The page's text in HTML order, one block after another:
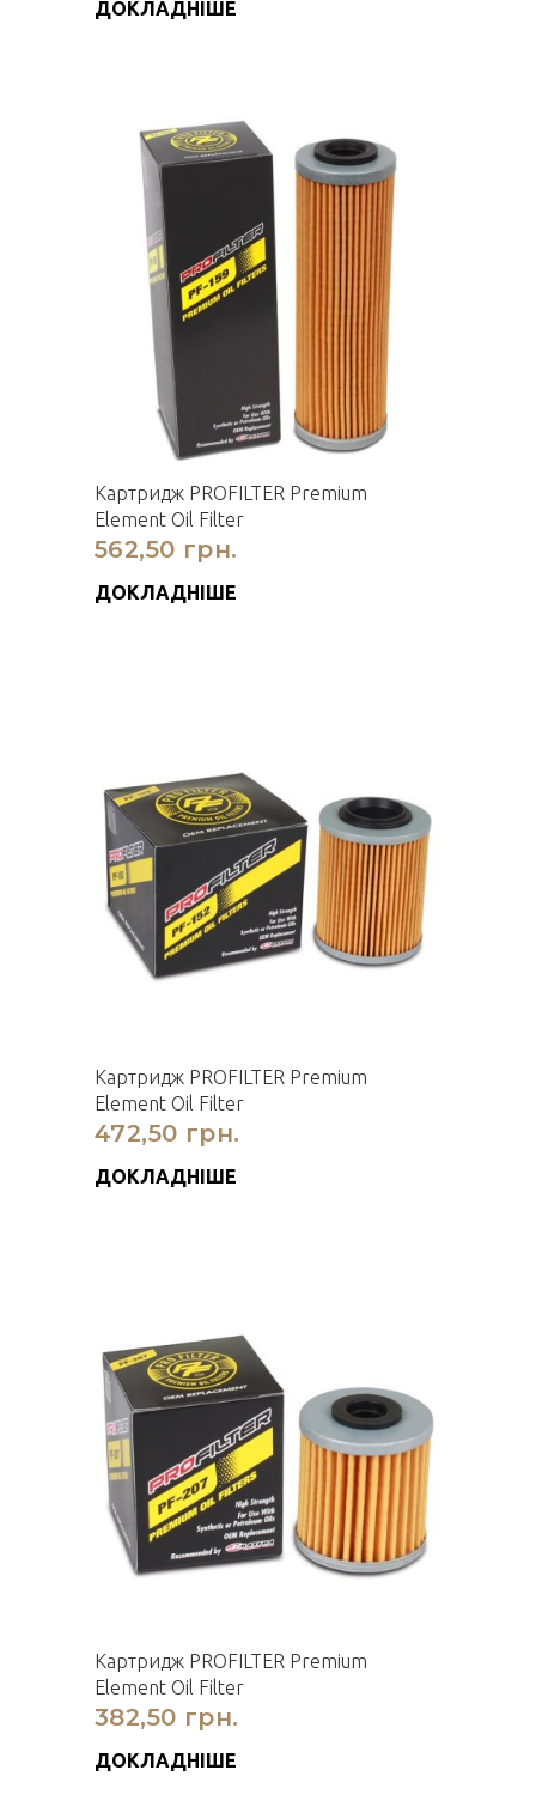
ДОКЛАДНІШЕ
Картридж PROFILTER Premium
Element Oil Filter
562,50 грн.
ДОКЛАДНІШЕ
Картридж PROFILTER Premium
Element Oil Filter
472,50 грн.
ДОКЛАДНІШЕ
Картридж PROFILTER Premium
Element Oil Filter
382,50 грн.
ДОКЛАДНІШЕ